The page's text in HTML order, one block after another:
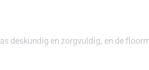
deskundig en zorgvuldig, en de